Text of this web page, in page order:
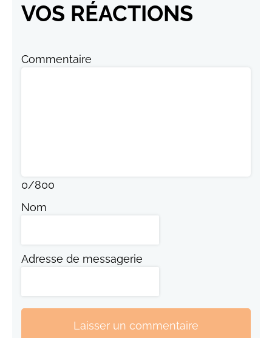
VOS RÉACTIONS
Commentaire
0/800
Nom
Adresse de messagerie
Laisser un commentaire